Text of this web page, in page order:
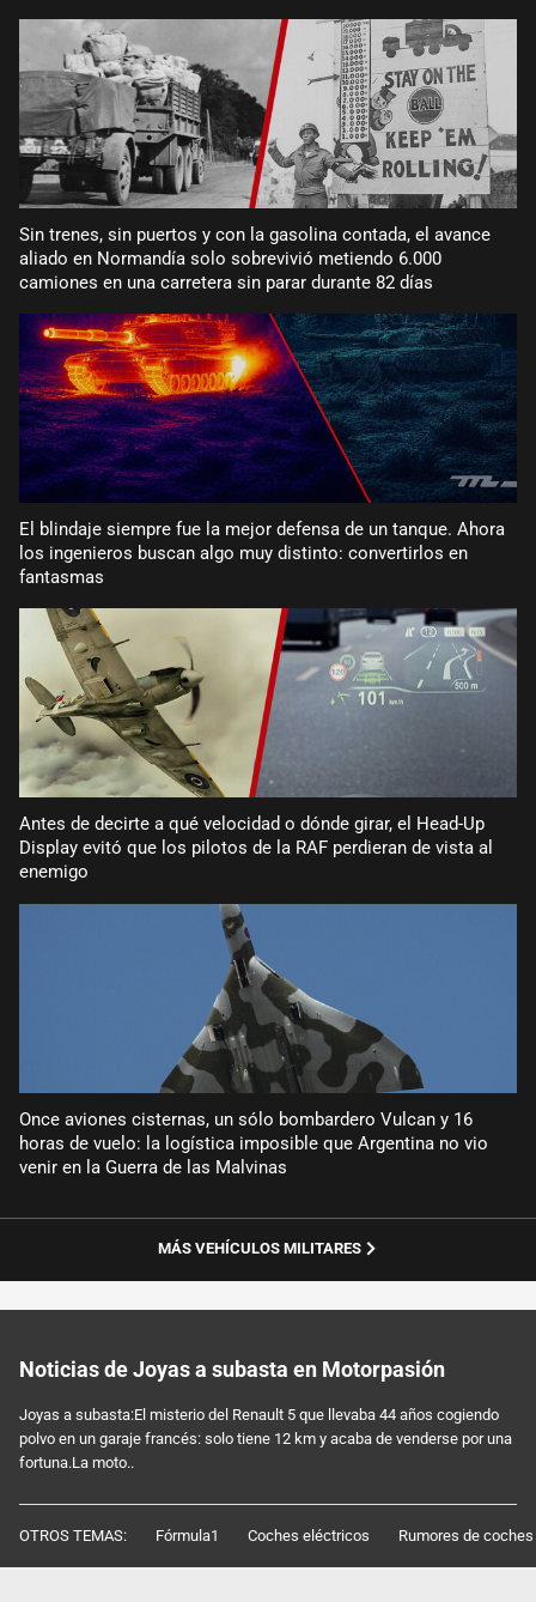
Sin trenes, sin puertos y con la gasolina contada, el avance
aliado en Normandía solo sobrevivió metiendo 6.000
camiones en una carretera sin parar durante 82 días
El blindaje siempre fue la mejor defensa de un tanque. Ahora
los ingenieros buscan algo muy distinto: convertirlos en
fantasmas
Antes de decirte a qué velocidad o dónde girar, el Head-Up
Display evitó que los pilotos de la RAF perdieran de vista al
enemigo
Once aviones cisternas, un sólo bombardero Vulcan y 16
horas de vuelo: la logística imposible que Argentina no vio
venir en la Guerra de las Malvinas
MÁS VEHÍCULOS MILITARES
Noticias de Joyas a subasta en Motorpasión
Joyas a subasta:El misterio del Renault 5 que llevaba 44 años cogiendo
polvo en un garaje francés: solo tiene 12 km y acaba de venderse por una
fortuna.La moto..
OTROS TEMAS: Fórmula1 Coches eléctricos Rumores de coches